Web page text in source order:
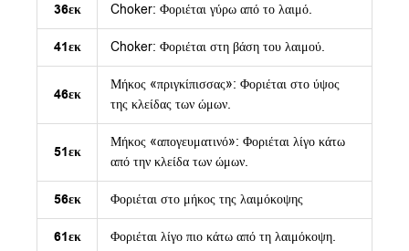
36εκ Choker: Φοριέται γύρω από το λαιμό.
41εκ Choker: Φοριέται στη βάση του λαιμού.
46εκ
Μήκος «πριγκίπισσας»: Φοριέται στο ύψος
της κλείδας των ώμων.
51εκ
Μήκος «απογευματινό»: Φοριέται λίγο κάτω
από την κλείδα των ώμων.
56εκ Φοριέται στο μήκος της λαιμόκοψης
61εκ Φοριέται λίγο πιο κάτω από τη λαιμόκοψη.